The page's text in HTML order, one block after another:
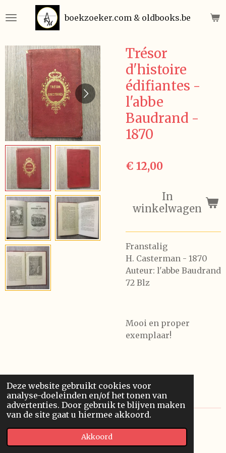
Deze website gebruikt cookies voor
analyse-doeleinden en/of het tonen van
advertenties. Door gebruik te blijven maken
van de site gaat u hiermee akkoord.
Akkoord
direct
de
hoofdinhoud
boekzoeker.com & oldbooks.be
Trésor
d'histoire
édifiantes -
l'abbe
Baudrand -
1870
€ 12,00
In
winkelwagen
Franstalig
H. Casterman - 1870
Auteur: l'abbe Baudrand
72 Blz
Mooi en proper
exemplaar!